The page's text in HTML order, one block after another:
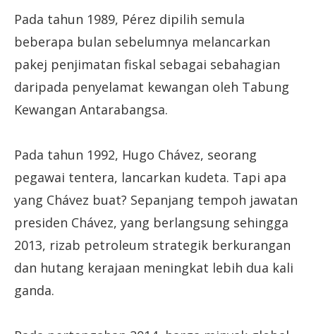
Pada tahun 1989, Pérez dipilih semula
beberapa bulan sebelumnya melancarkan
pakej penjimatan fiskal sebagai sebahagian
daripada penyelamat kewangan oleh Tabung
Kewangan Antarabangsa.
Pada tahun 1992, Hugo Chávez, seorang
pegawai tentera, lancarkan kudeta. Tapi apa
yang Chávez buat? Sepanjang tempoh jawatan
presiden Chávez, yang berlangsung sehingga
2013, rizab petroleum strategik berkurangan
dan hutang kerajaan meningkat lebih dua kali
ganda.